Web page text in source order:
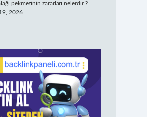
pekmezinin zararları nelerdir ?
2026